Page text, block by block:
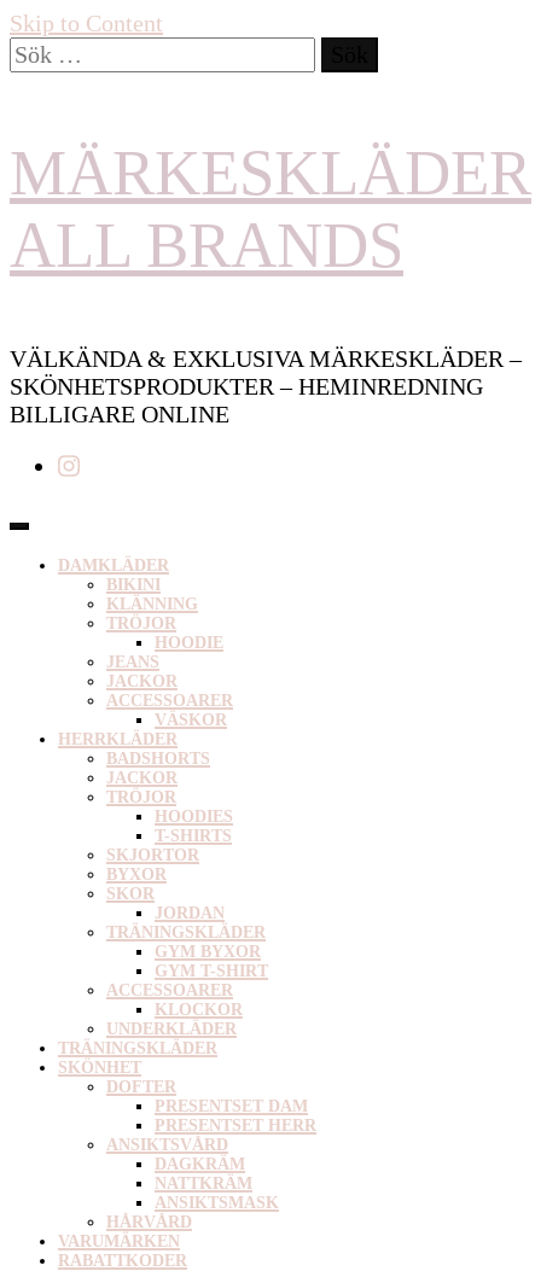
Skip to Content
Sök
efter:
MÄRKESKLÄDER
ALL BRANDS
VÄLKÄNDA & EXKLUSIVA MÄRKESKLÄDER –
SKÖNHETSPRODUKTER – HEMINREDNING
BILLIGARE ONLINE
DAMKLÄDER
BIKINI
KLÄNNING
TRÖJOR
HOODIE
JEANS
JACKOR
ACCESSOARER
VÄSKOR
HERRKLÄDER
BADSHORTS
JACKOR
TRÖJOR
HOODIES
T-SHIRTS
SKJORTOR
BYXOR
SKOR
JORDAN
TRÄNINGSKLÄDER
GYM BYXOR
GYM T-SHIRT
ACCESSOARER
KLOCKOR
UNDERKLÄDER
TRÄNINGSKLÄDER
SKÖNHET
DOFTER
PRESENTSET DAM
PRESENTSET HERR
ANSIKTSVÅRD
DAGKRÄM
NATTKRÄM
ANSIKTSMASK
HÅRVÅRD
VARUMÄRKEN
RABATTKODER